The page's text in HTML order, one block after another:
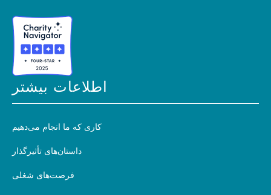
اطلاعات بیشتر
کاری که ما انجام می‌دهیم
داستان‌های تأثیرگذار
فرصت‌های شغلی